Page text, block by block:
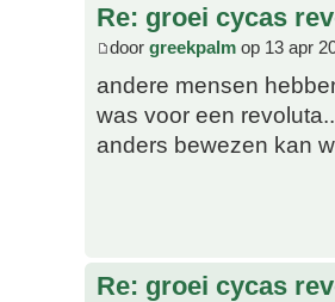
Re: groei cycas
door greekpalm op 13 apr
andere mensen
was voor een
anders bewezen kan
Re: groei cycas